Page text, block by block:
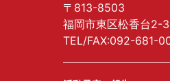
〒813-8503
福岡市東区松香台2-
TEL/FAX:092-681-